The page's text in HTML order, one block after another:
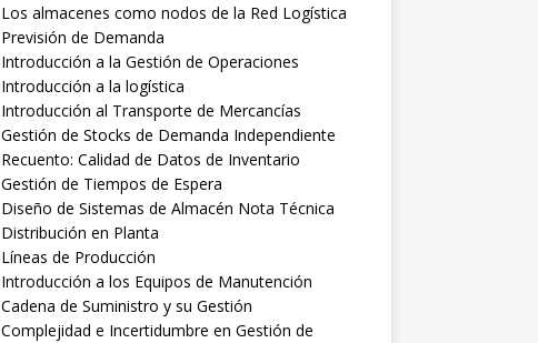
Los almacenes como nodos de la Red Logística
Previsión de Demanda
Introducción a la Gestión de Operaciones
Introducción a la logística
Introducción al Transporte de Mercancías
Gestión de Stocks de Demanda Independiente
Recuento: Calidad de Datos de Inventario
Gestión de Tiempos de Espera
Diseño de Sistemas de Almacén Nota Técnica
Distribución en Planta
Líneas de Producción
Introducción a los Equipos de Manutención
Cadena de Suministro y su Gestión
Complejidad e Incertidumbre en Gestión de